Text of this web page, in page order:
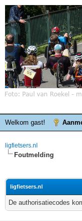
Welkom gast!
ligfietsers.nl
Foutmelding
ligfietsers.nl
De authorisatiecodes